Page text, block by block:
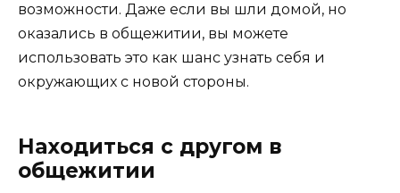
возможности. Даже если вы шли домой, но
оказались в общежитии, вы можете
использовать это как шанс узнать себя и
окружающих с новой стороны.
Находиться с другом в
общежитии